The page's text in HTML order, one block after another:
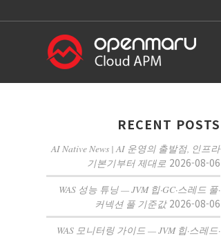
RECENT POSTS
AI Native News | AI 운영의 출발점, 인프라
기본기부터 제대로 2026-08-06
WAS 성능 튜닝 — JVM 힙·GC·스레드 풀·
커넥션 풀 기준값 2026-08-06
WAS 모니터링 가이드 — JVM 힙·스레드·